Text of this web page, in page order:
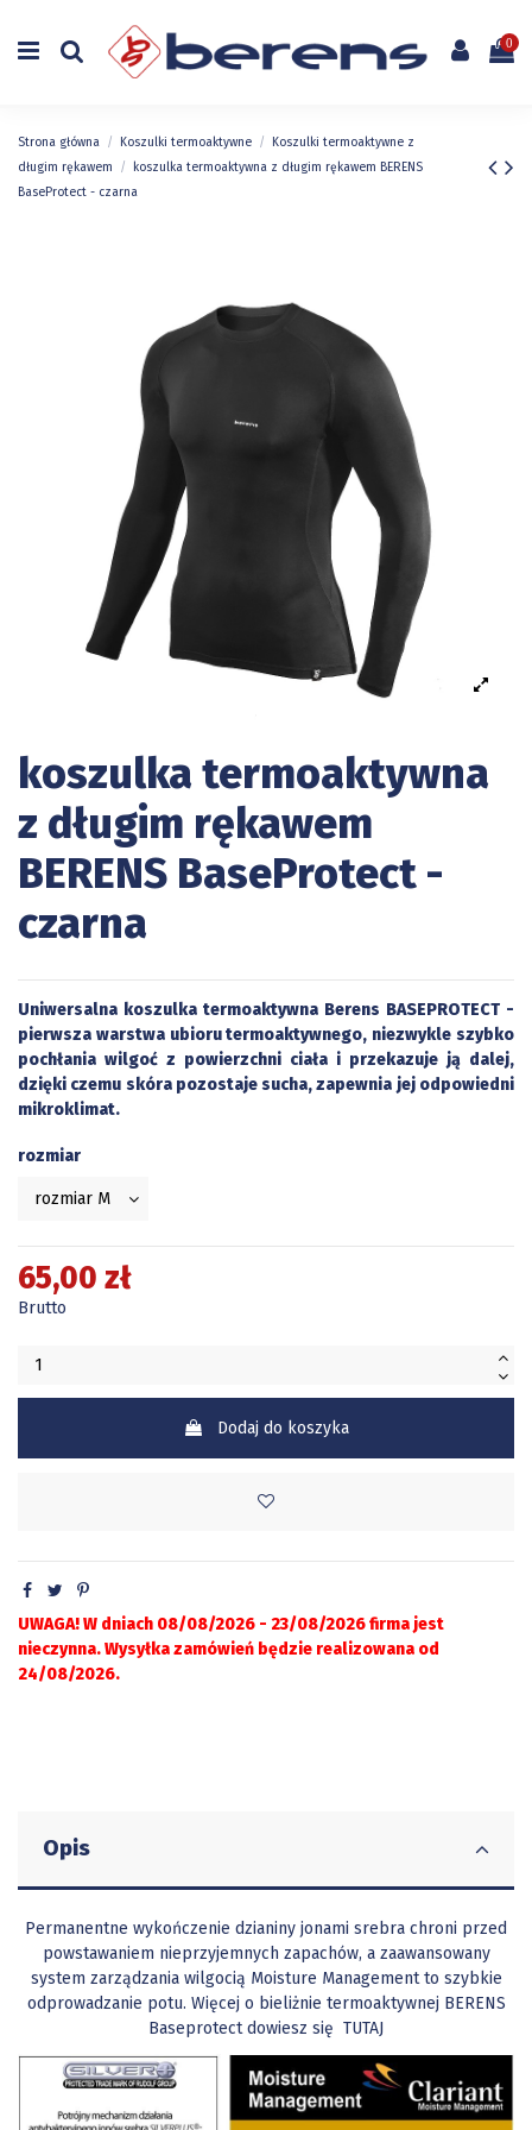
0
Strona główna Koszulki termoaktywne
Koszulki termoaktywne z
długim rękawem
koszulka termoaktywna z długim rękawem BERENS
BaseProtect - czarna
koszulka termoaktywna
z długim rękawem
BERENS BaseProtect -
czarna
Uniwersalna koszulka termoaktywna Berens BASEPROTECT -
pierwsza warstwa ubioru termoaktywnego, niezwykle szybko
pochłania wilgoć z powierzchni ciała i przekazuje ją dalej,
dzięki czemu skóra pozostaje sucha, zapewnia jej odpowiedni
mikroklimat.
rozmiar
65,00 zł
Brutto
Dodaj do koszyka
UWAGA! W dniach 08/08/2026 - 23/08/2026 firma jest
nieczynna. Wysyłka zamówień będzie realizowana od
24/08/2026.
Opis
Permanentne wykończenie dzianiny jonami srebra chroni przed
powstawaniem nieprzyjemnych zapachów, a zaawansowany
system zarządzania wilgocią Moisture Management to szybkie
odprowadzanie potu. Więcej o bieliżnie termoaktywnej BERENS
Baseprotect dowiesz się TUTAJ